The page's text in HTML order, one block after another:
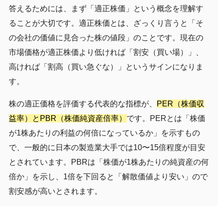
答えるためには、まず「適正株価」という概念を理解す
ることが大切です。適正株価とは、ざっくり言うと「そ
の会社の価値に見合った株の値段」のことです。現在の
市場価格が適正株価より低ければ「割安（買い場）」、
高ければ「割高（買い急ぐな）」というサインになりま
す。
株の適正価格を評価する代表的な指標が、
PER（株価収
益率）とPBR（株価純資産倍率） です。PERとは「株価
が1株あたりの利益の何倍になっているか」を示すもの
で、一般的に日本の製造業大手では10〜15倍程度が目安
とされています。PBRは「株価が1株あたりの純資産の何
倍か」を示し、1倍を下回ると「解散価値より安い」ので
割安感が高いとされます。